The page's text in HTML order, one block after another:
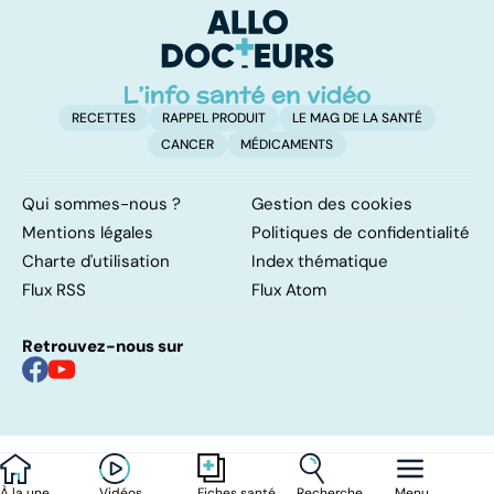
RECETTES RAPPEL PRODUIT
LE MAG DE LA SANTÉ
CANCER
MÉDICAMENTS
Qui sommes-nous ?
Gestion des cookies
Mentions légales
Politiques de confidentialité
Charte d'utilisation
Index thématique
Flux RSS
Flux Atom
Retrouvez-nous sur